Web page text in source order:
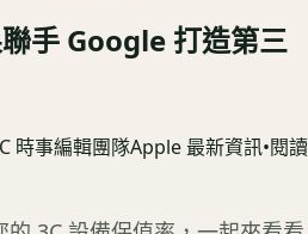
聯手 Google 打造第三
時事編輯團隊Apple 最新資訊•閱讀